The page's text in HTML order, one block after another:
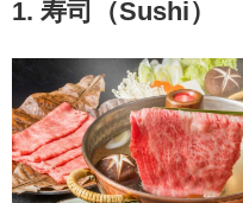
1. 寿司（Sushi）